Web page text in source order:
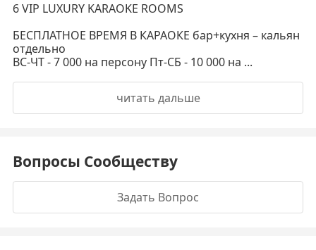
6 VIP LUXURY KARAOKE ROOMS
БЕСПЛАТНОЕ ВРЕМЯ В КАРАОКЕ бар+кухня – кальян
отдельно
ВС-ЧТ - 7 000 на персону Пт-СБ - 10 000 на ...
читать дальше
Вопросы Сообществу
Задать Вопрос